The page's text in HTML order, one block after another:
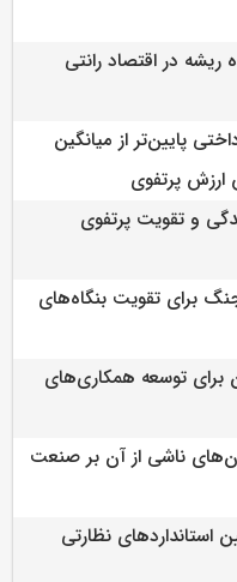
ریشه در اقتصاد رانتی
پایین‌تر از میانگین
پرتفوی
و تقویت پرتفوی
برای تقویت بنگاه‌های
برای توسعه همکاری‌های
ناشی از آن بر صنعت
نظارتی